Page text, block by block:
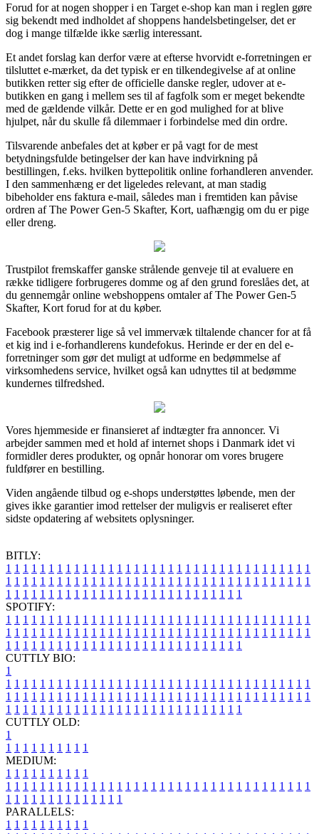
Forud for at nogen shopper i en Target e-shop kan man i reglen gøre
sig bekendt med indholdet af shoppens handelsbetingelser, det er
dog i mange tilfælde ikke særlig interessant.
Et andet forslag kan derfor være at efterse hvorvidt e-forretningen er
tilsluttet e-mærket, da det typisk er en tilkendegivelse af at online
butikken retter sig efter de officielle danske regler, udover at e-
butikken en gang i mellem ses til af fagfolk som er meget bekendte
med de gældende vilkår. Dette er en god mulighed for at blive
hjulpet, når du skulle få dilemmaer i forbindelse med din ordre.
Tilsvarende anbefales det at køber er på vagt for de mest
betydningsfulde betingelser der kan have indvirkning på
bestillingen, f.eks. hvilken byttepolitik online forhandleren anvender.
I den sammenhæng er det ligeledes relevant, at man stadig
bibeholder ens faktura e-mail, således man i fremtiden kan påvise
ordren af The Power Gen-5 Skafter, Kort, uafhængig om du er pige
eller dreng.
Trustpilot fremskaffer ganske strålende genveje til at evaluere en
række tidligere forbrugeres domme og af den grund foreslåes det, at
du gennemgår online webshoppens omtaler af The Power Gen-5
Skafter, Kort forud for at du køber.
Facebook præsterer lige så vel immervæk tiltalende chancer for at få
et kig ind i e-forhandlerens kundefokus. Herinde er der en del e-
forretninger som gør det muligt at udforme en bedømmelse af
virksomhedens service, hvilket også kan udnyttes til at bedømme
kundernes tilfredshed.
Vores hjemmeside er finansieret af indtægter fra annoncer. Vi
arbejder sammen med et hold af internet shops i Danmark idet vi
formidler deres produkter, og opnår honorar om vores brugere
fuldfører en bestilling.
Viden angående tilbud og e-shops understøttes løbende, men der
gives ikke garantier imod rettelser der muligvis er realiseret efter
sidste opdatering af websitets oplysninger.
BITLY:
1 1 1 1 1 1 1 1 1 1 1 1 1 1 1 1 1 1 1 1 1 1 1 1 1 1 1 1 1 1 1 1 1 1 1 1
1 1 1 1 1 1 1 1 1 1 1 1 1 1 1 1 1 1 1 1 1 1 1 1 1 1 1 1 1 1 1 1 1 1 1 1
1 1 1 1 1 1 1 1 1 1 1 1 1 1 1 1 1 1 1 1 1 1 1 1 1 1 1 1
SPOTIFY:
1 1 1 1 1 1 1 1 1 1 1 1 1 1 1 1 1 1 1 1 1 1 1 1 1 1 1 1 1 1 1 1 1 1 1 1
1 1 1 1 1 1 1 1 1 1 1 1 1 1 1 1 1 1 1 1 1 1 1 1 1 1 1 1 1 1 1 1 1 1 1 1
1 1 1 1 1 1 1 1 1 1 1 1 1 1 1 1 1 1 1 1 1 1 1 1 1 1 1 1
CUTTLY BIO:
1
1 1 1 1 1 1 1 1 1 1 1 1 1 1 1 1 1 1 1 1 1 1 1 1 1 1 1 1 1 1 1 1 1 1 1 1
1 1 1 1 1 1 1 1 1 1 1 1 1 1 1 1 1 1 1 1 1 1 1 1 1 1 1 1 1 1 1 1 1 1 1 1
1 1 1 1 1 1 1 1 1 1 1 1 1 1 1 1 1 1 1 1 1 1 1 1 1 1 1 1
CUTTLY OLD:
1
1 1 1 1 1 1 1 1 1 1
MEDIUM:
1 1 1 1 1 1 1 1 1 1
1 1 1 1 1 1 1 1 1 1 1 1 1 1 1 1 1 1 1 1 1 1 1 1 1 1 1 1 1 1 1 1 1 1 1 1
1 1 1 1 1 1 1 1 1 1 1 1 1 1
PARALLELS:
1 1 1 1 1 1 1 1 1 1